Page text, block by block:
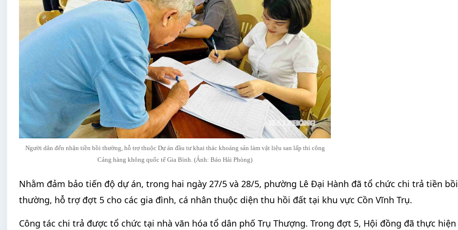
Người dân đến nhận tiền bồi thường, hỗ trợ thuộc Dự án đầu tư khai thác khoáng sản làm vật liệu san lấp thi công
Cảng hàng không quốc tế Gia Bình. (Ảnh: Báo Hải Phòng)
Nhằm đảm bảo tiến độ dự án, trong hai ngày 27/5 và 28/5, phường Lê Đại Hành đã tổ chức chi trả tiền bồi
thường, hỗ trợ đợt 5 cho các gia đình, cá nhân thuộc diện thu hồi đất tại khu vực Cồn Vĩnh Trụ.
Công tác chi trả được tổ chức tại nhà văn hóa tổ dân phố Trụ Thượng. Trong đợt 5, Hội đồng đã thực hiện